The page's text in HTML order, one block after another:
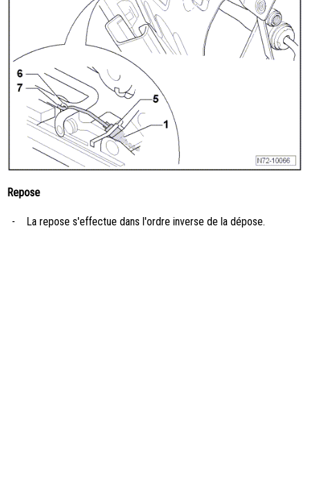
Repose
- La repose s'effectue dans l'ordre inverse de la dépose.